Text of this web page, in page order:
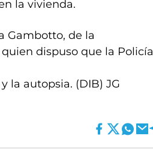
la vivienda.
Gambotto, de la
dispuso que la Policía
la autopsia. (DIB) JG